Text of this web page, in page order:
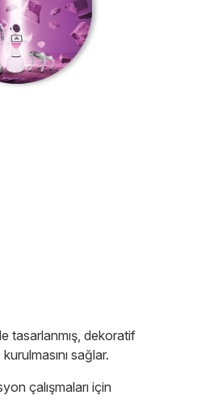
tasarlanmış, dekoratif
sağlar.
çalışmaları için